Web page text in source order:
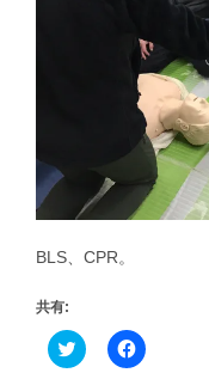
BLS、CPR。
共有:
ク
リ
Facebook
で